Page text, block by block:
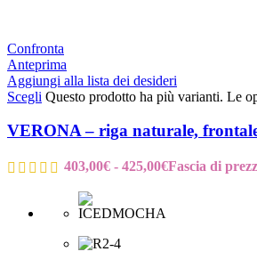
Confronta
Anteprima
Aggiungi alla lista dei desideri
Scegli Questo prodotto ha più varianti. Le
VERONA – riga naturale,
403,00€ - 425,00€Fascia di